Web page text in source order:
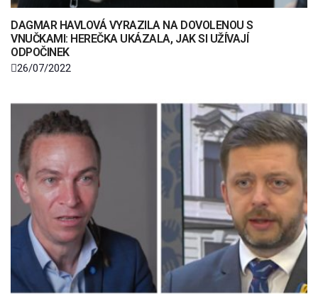
DAGMAR HAVLOVÁ VYRAZILA NA DOVOLENOU S
VNUČKAMI: HEREČKA UKÁZALA, JAK SI UŽÍVAJÍ
ODPOČINEK
26/07/2022